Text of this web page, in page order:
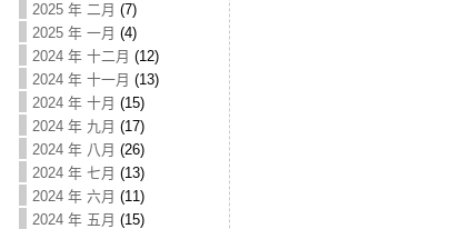
2025 年 二月 (7)
2025 年 一月 (4)
2024 年 十二月 (12)
2024 年 十一月 (13)
2024 年 十月 (15)
2024 年 九月 (17)
2024 年 八月 (26)
2024 年 七月 (13)
2024 年 六月 (11)
2024 年 五月 (15)